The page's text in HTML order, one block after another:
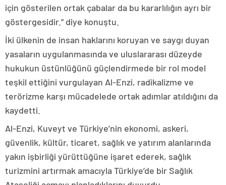
için gösterilen ortak çabalar da bu kararlılığın ayrı bir
göstergesidir.” diye konuştu.
İki ülkenin de insan haklarını koruyan ve saygı duyan
yasaların uygulanmasında ve uluslararası düzeyde
hukukun üstünlüğünü güçlendirmede bir rol model
teşkil ettiğini vurgulayan Al-Enzi, radikalizme ve
terörizme karşı mücadelede ortak adımlar atıldığını da
kaydetti.
Al-Enzi, Kuveyt ve Türkiye’nin ekonomi, askeri,
güvenlik, kültür, ticaret, sağlık ve yatırım alanlarında
yakın işbirliği yürüttüğüne işaret ederek, sağlık
turizmini artırmak amacıyla Türkiye’de bir Sağlık